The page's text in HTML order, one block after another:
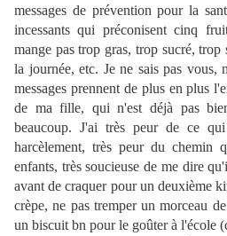
messages de prévention pour la
incessants qui préconisent cinq
mange pas trop gras, trop sucré,
la journée, etc. Je ne sais pas vous,
messages prennent de plus en plus
de ma fille, qui n'est déjà pas
beaucoup. J'ai très peur de ce
harcèlement, très peur du chemin
enfants, très soucieuse de me dire
avant de craquer pour un deuxième
crèpe, ne pas tremper un morceau
un biscuit bn pour le goûter à l'école